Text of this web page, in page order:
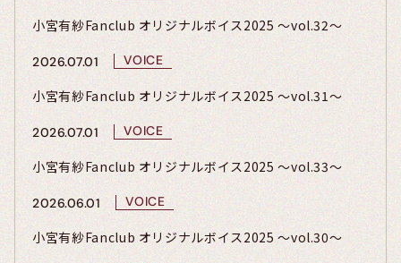
小宮有紗Fanclub オリジナルボイス2025 〜vol.32〜
2026.07.01 VOICE
小宮有紗Fanclub オリジナルボイス2025 〜vol.31〜
2026.07.01 VOICE
小宮有紗Fanclub オリジナルボイス2025 〜vol.33〜
2026.06.01 VOICE
小宮有紗Fanclub オリジナルボイス2025 〜vol.30〜